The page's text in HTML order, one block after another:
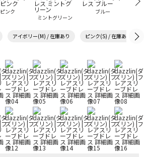
ピンク
ミントグリーン
ブルー
アイボリー(M) / 在庫あり ピンク(S) / 在庫あり